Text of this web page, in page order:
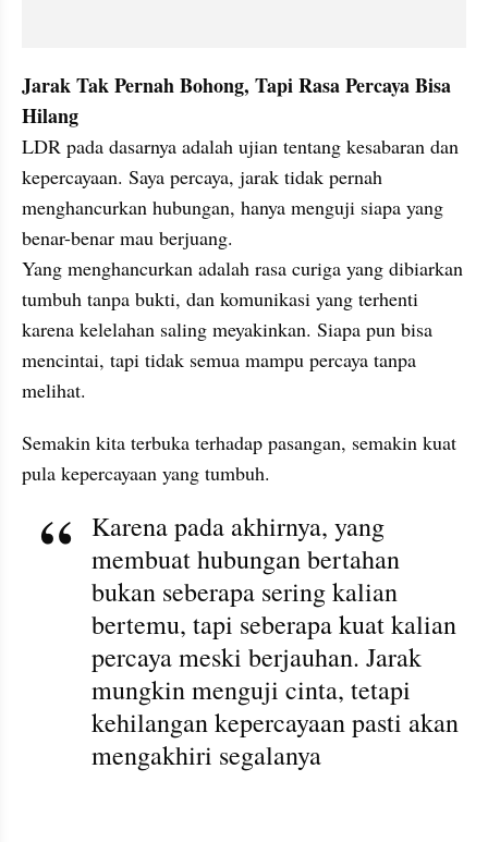
Jarak Tak Pernah Bohong, Tapi Rasa Percaya Bisa
Hilang
LDR pada dasarnya adalah ujian tentang kesabaran dan
kepercayaan. Saya percaya, jarak tidak pernah
menghancurkan hubungan, hanya menguji siapa yang
benar-benar mau berjuang.
Yang menghancurkan adalah rasa curiga yang dibiarkan
tumbuh tanpa bukti, dan komunikasi yang terhenti
karena kelelahan saling meyakinkan. Siapa pun bisa
mencintai, tapi tidak semua mampu percaya tanpa
melihat.
Semakin kita terbuka terhadap pasangan, semakin kuat
pula kepercayaan yang tumbuh.
Karena pada akhirnya, yang
membuat hubungan bertahan
bukan seberapa sering kalian
bertemu, tapi seberapa kuat kalian
percaya meski berjauhan. Jarak
mungkin menguji cinta, tetapi
kehilangan kepercayaan pasti akan
mengakhiri segalanya